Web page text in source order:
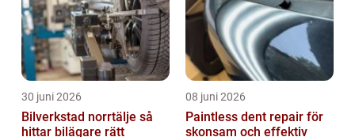
30 juni 2026
Bilverkstad norrtälje så
hittar bilägare rätt
08 juni 2026
Paintless dent repair för
skonsam och effektiv